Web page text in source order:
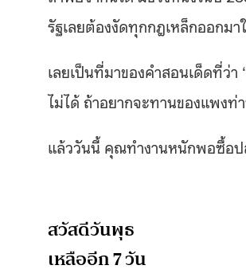
รัฐเลยต้องงัดทุกกฎเหล็กออกม
เลยเป็นที่มาของคำสอนเด็ดที่ว่
ไม่ได้ ถ้าอยากจะทานของแพงท่
แล้ววันนี้ คุณทำงานหนักพอซื้อป
สวัสดีวันพุธ
เหลืออีก 7 วัน